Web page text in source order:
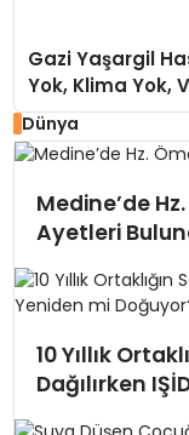
Gazi Yaşargil
Yok, Klima Yok,
Dünya
Medine’de
Ayetleri
10 Yıllık
Dağılırken